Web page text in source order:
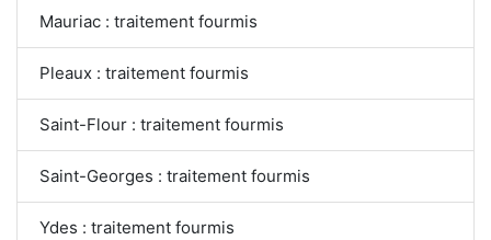
Mauriac : traitement fourmis
Pleaux : traitement fourmis
Saint-Flour : traitement fourmis
Saint-Georges : traitement fourmis
Ydes : traitement fourmis